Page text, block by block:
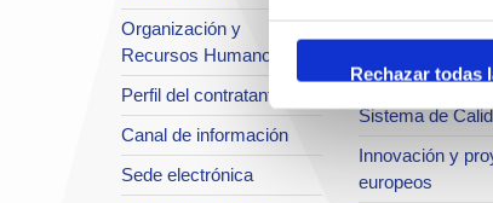
Rechazar todas
Organización y
Recursos Humanos
Perfil del contratante
Canal de información
Sede electrónica
desarrollo
Seguridad
Sistema de
Innovación y
europeos